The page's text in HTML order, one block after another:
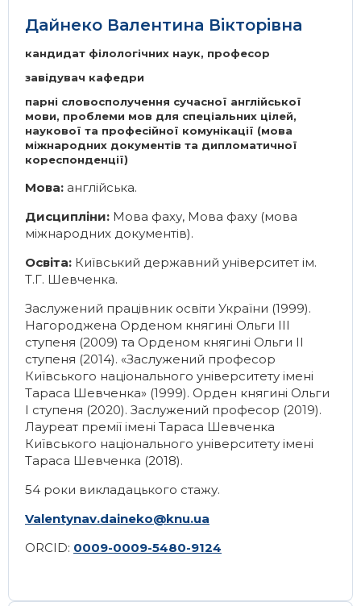
Дайнеко Валентина Вікторівна
кандидат філологічних наук, професор
завідувач кафедри
парні словосполучення сучасної англійської
мови, проблеми мов для спеціальних цілей,
наукової та професійної комунікації (мова
міжнародних документів та дипломатичної
кореспонденції)
Мова: англійська.
Дисципліни: Мова фаху, Мова фаху (мова
міжнародних документів).
Освіта: Київський державний університет ім.
Т.Г. Шевченка.
Заслужений працівник освіти України (1999).
Нагороджена Орденом княгині Ольги ІІІ
ступеня (2009) та Орденом княгині Ольги ІІ
ступеня (2014). «Заслужений професор
Київського національного університету імені
Тараса Шевченка» (1999). Орден княгині Ольги
І ступеня (2020). Заслужений професор (2019).
Лауреат премії імені Тараса Шевченка
Київського національного університету імені
Тараса Шевченка (2018).
54 роки викладацького стажу.
Valentynav.daineko@knu.ua
ORCID: 0009-0009-5480-9124
Галерея
ІМВ Hall Art Gallery
Бізнес-школа
Школа молодого українського
Громадські обговорення
Освітні програми
Англомовні програми
Заочна магістратура
Майстер-класи МЗС України в ННІМВ